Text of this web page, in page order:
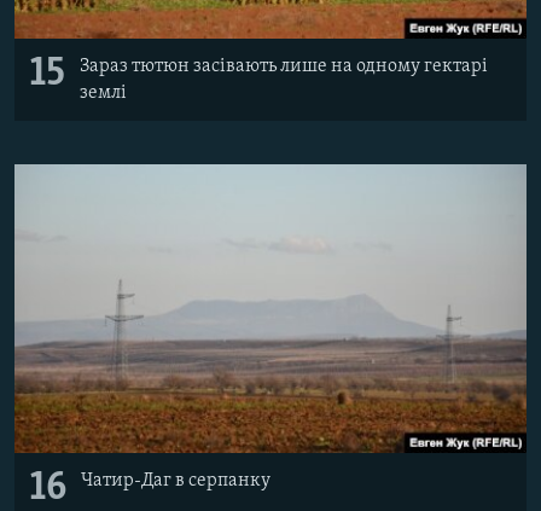
15
Зараз тютюн засівають лише на одному гектарі
землі
16 Чатир-Даг в серпанку